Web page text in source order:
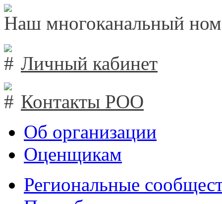
Наш многоканальный
Личный кабинет
Контакты РОО
Об организации
Оценщикам
Региональные